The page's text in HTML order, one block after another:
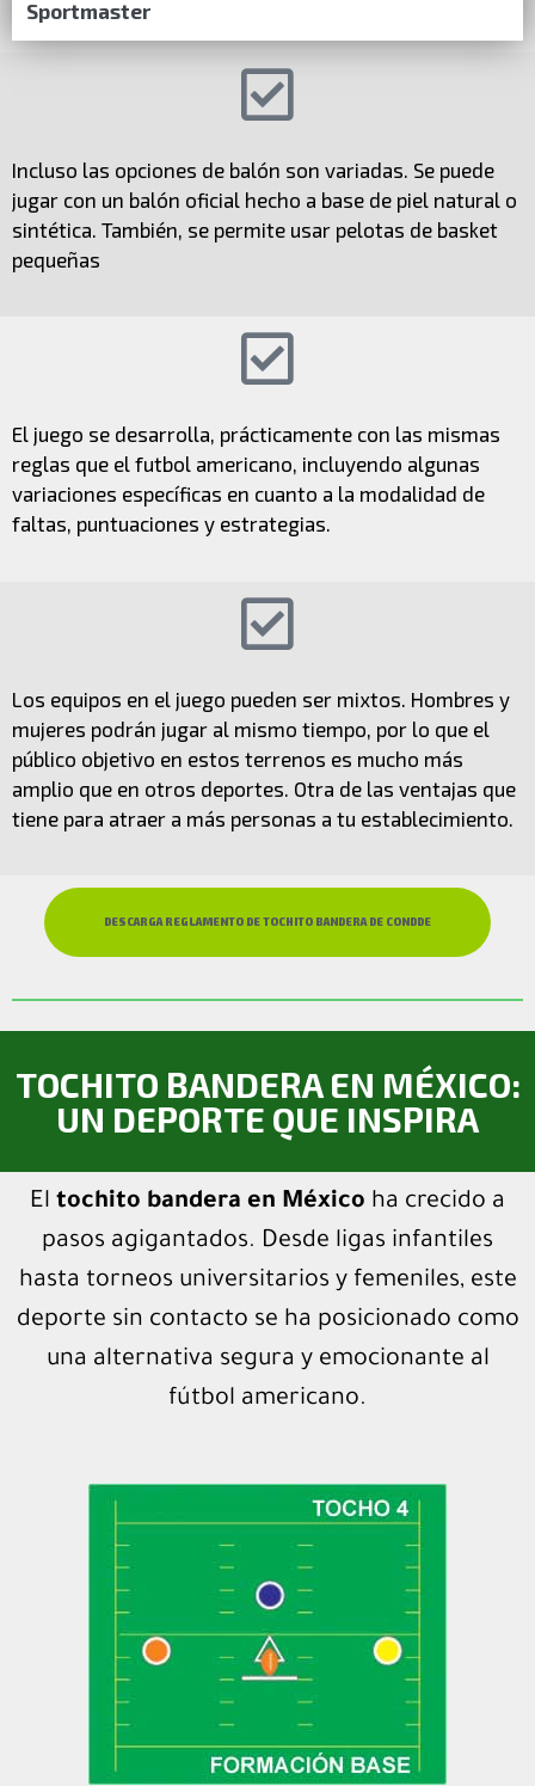
Sportmaster
Incluso las opciones de balón son variadas. Se puede
jugar con un balón oficial hecho a base de piel natural o
sintética. También, se permite usar pelotas de basket
pequeñas
El juego se desarrolla, prácticamente con las mismas
reglas que el futbol americano, incluyendo algunas
variaciones específicas en cuanto a la modalidad de
faltas, puntuaciones y estrategias.
Los equipos en el juego pueden ser mixtos. Hombres y
mujeres podrán jugar al mismo tiempo, por lo que el
público objetivo en estos terrenos es mucho más
amplio que en otros deportes. Otra de las ventajas que
tiene para atraer a más personas a tu establecimiento.
DESCARGA REGLAMENTO DE TOCHITO BANDERA DE CONDDE
TOCHITO BANDERA EN MÉXICO:
UN DEPORTE QUE INSPIRA
El tochito bandera en México ha crecido a
pasos agigantados. Desde ligas infantiles
hasta torneos universitarios y femeniles, este
deporte sin contacto se ha posicionado como
una alternativa segura y emocionante al
fútbol americano.